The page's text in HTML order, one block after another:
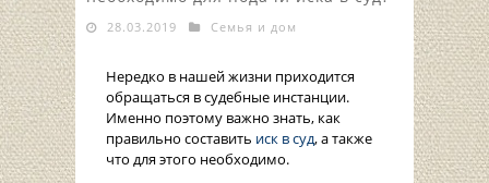
28.03.2019 Семья и дом
Нередко в нашей жизни приходится
обращаться в судебные инстанции.
Именно поэтому важно знать, как
правильно составить иск в суд, а также
что для этого необходимо.